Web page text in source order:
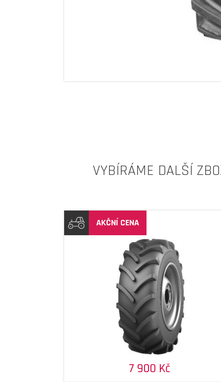
VYBÍRÁME DALŠÍ
AKČNÍ CENA
7 900 Kč
DETAIL